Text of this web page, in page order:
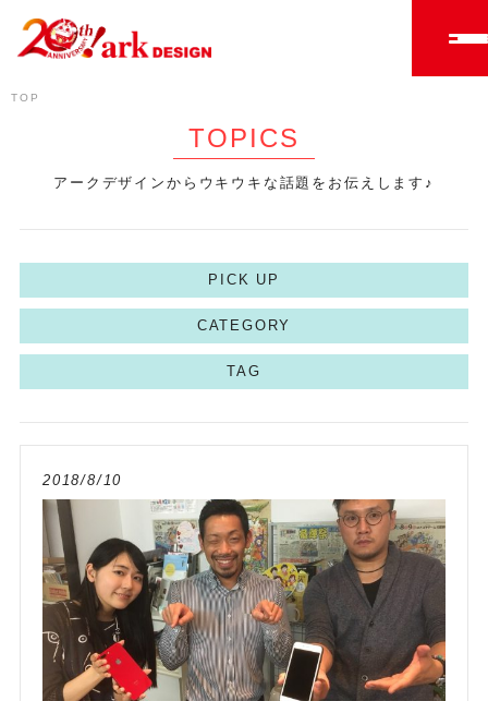
TOP
TOPICS
アークデザインからウキウキな話題をお伝えします♪
PICK UP
CATEGORY
TAG
2018/8/10